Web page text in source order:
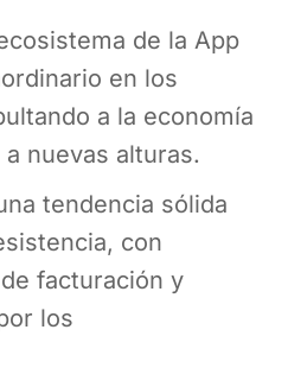
de la App
en los
a la economía
nuevas alturas.
tendencia sólida
con
facturación y
los